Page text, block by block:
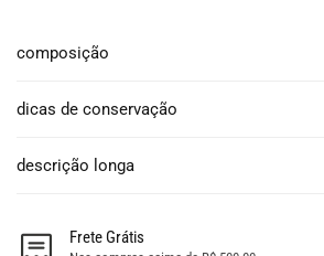
composição
dicas de conservação
descrição longa
Frete Grátis